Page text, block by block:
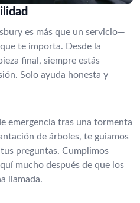
es más que un servicio—
te importa. Desde la
final, siempre estás
Solo ayuda honesta y
emergencia tras una tormenta
de árboles, te guiamos
preguntas. Cumplimos
mucho después de que los
llamada.